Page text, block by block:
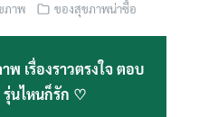
ภาพ ของสุขภาพน่าซื้อ
เรื่องราวตรงใจ ตอบ
รุ่นไหนก็รัก ♡